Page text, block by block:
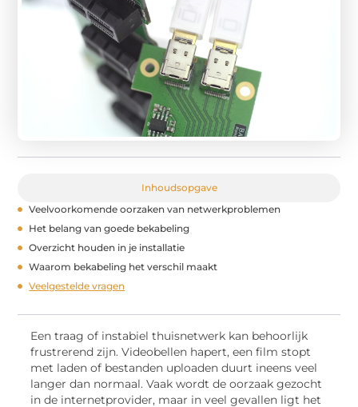
Inhoudsopgave
Veelvoorkomende oorzaken van netwerkproblemen
Het belang van goede bekabeling
Overzicht houden in je installatie
Waarom bekabeling het verschil maakt
Veelgestelde vragen
Een traag of instabiel thuisnetwerk kan behoorlijk
frustrerend zijn. Videobellen hapert, een film stopt
met laden of bestanden uploaden duurt ineens veel
langer dan normaal. Vaak wordt de oorzaak gezocht
in de internetprovider, maar in veel gevallen ligt het